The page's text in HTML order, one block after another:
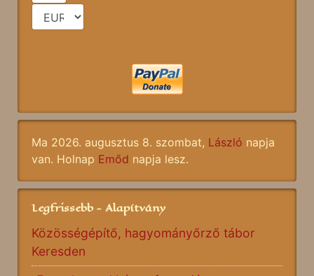
Ma 2026. augusztus 8. szombat, László napja
van. Holnap Emőd napja lesz.
Legfrissebb - Alapítvány
Közösségépítő, hagyományőrző tábor
Keresden